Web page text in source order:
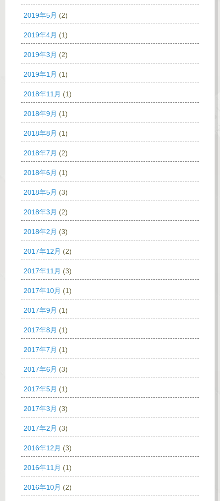
2019年5月 (2)
2019年4月 (1)
2019年3月 (2)
2019年1月 (1)
2018年11月 (1)
2018年9月 (1)
2018年8月 (1)
2018年7月 (2)
2018年6月 (1)
2018年5月 (3)
2018年3月 (2)
2018年2月 (3)
2017年12月 (2)
2017年11月 (3)
2017年10月 (1)
2017年9月 (1)
2017年8月 (1)
2017年7月 (1)
2017年6月 (3)
2017年5月 (1)
2017年3月 (3)
2017年2月 (3)
2016年12月 (3)
2016年11月 (1)
2016年10月 (2)